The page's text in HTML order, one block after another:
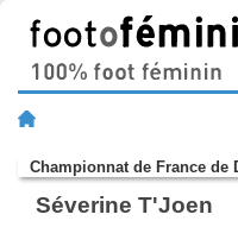
Championnat de France de
Séverine T'Joen